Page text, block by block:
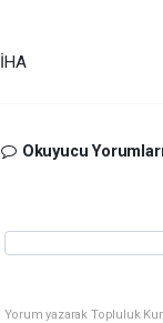
İHA
Okuyucu Yorumları
Yorum yazarak Topluluk